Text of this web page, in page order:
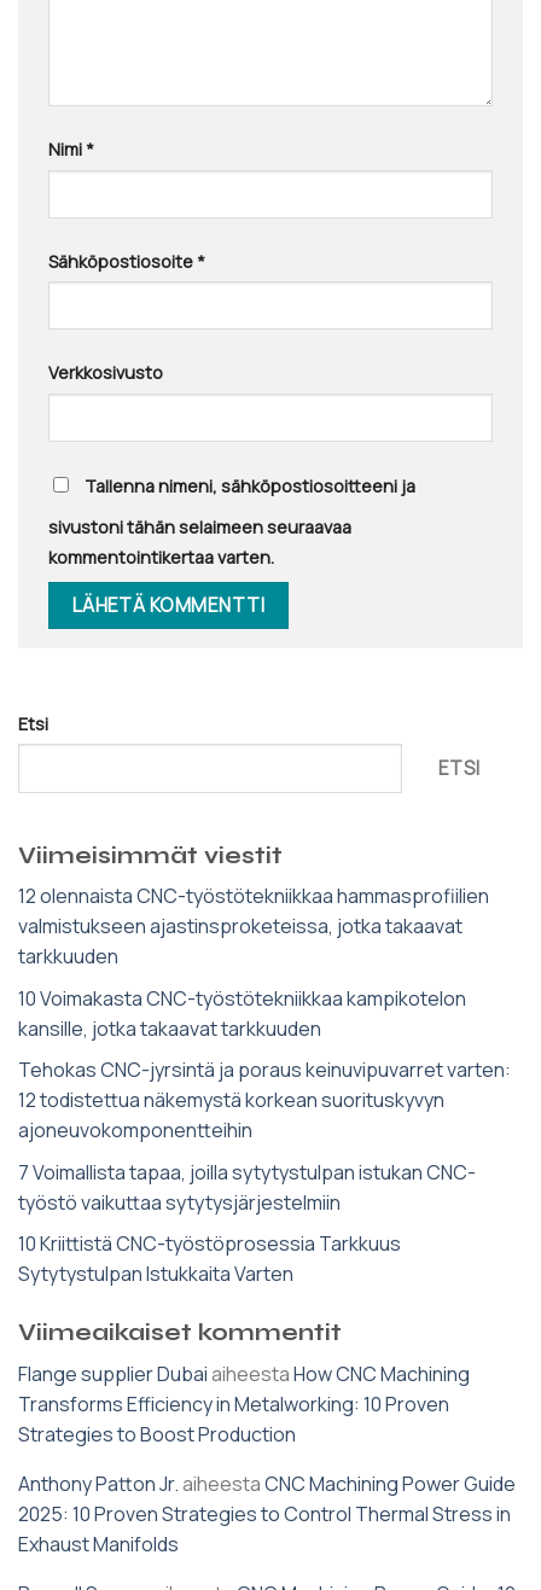
Nimi *
Sähköpostiosoite *
Verkkosivusto
Tallenna nimeni, sähköpostiosoitteeni ja
sivustoni tähän selaimeen seuraavaa
kommentointikertaa varten.
Etsi
ETSI
Viimeisimmät viestit
12 olennaista CNC-työstötekniikkaa hammasprofiilien
valmistukseen ajastinsproketeissa, jotka takaavat
tarkkuuden
10 Voimakasta CNC-työstötekniikkaa kampikotelon
kansille, jotka takaavat tarkkuuden
Tehokas CNC-jyrsintä ja poraus keinuvipuvarret varten:
12 todistettua näkemystä korkean suorituskyvyn
ajoneuvokomponentteihin
7 Voimallista tapaa, joilla sytytystulpan istukan CNC-
työstö vaikuttaa sytytysjärjestelmiin
10 Kriittistä CNC-työstöprosessia Tarkkuus
Sytytystulpan Istukkaita Varten
Viimeaikaiset kommentit
Flange supplier DubaiaiheestaHow CNC Machining
Transforms Efficiency in Metalworking: 10 Proven
Strategies to Boost Production
Anthony Patton Jr.aiheestaCNC Machining Power Guide
2025: 10 Proven Strategies to Control Thermal Stress in
Exhaust Manifolds